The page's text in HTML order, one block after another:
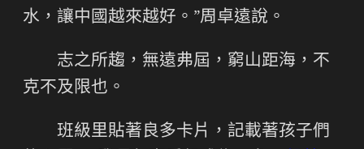
水，讓中國越來越好。”周卓遠說。
志之所趨，無遠弗屆，窮山距海，不
克不及限也。
班級里貼著良多卡片，記載著孩子們